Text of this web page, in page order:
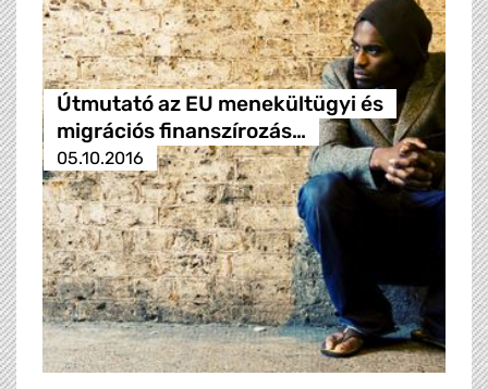
Útmutató az EU menekültügyi és
migrációs finanszírozás…
05.10.2016